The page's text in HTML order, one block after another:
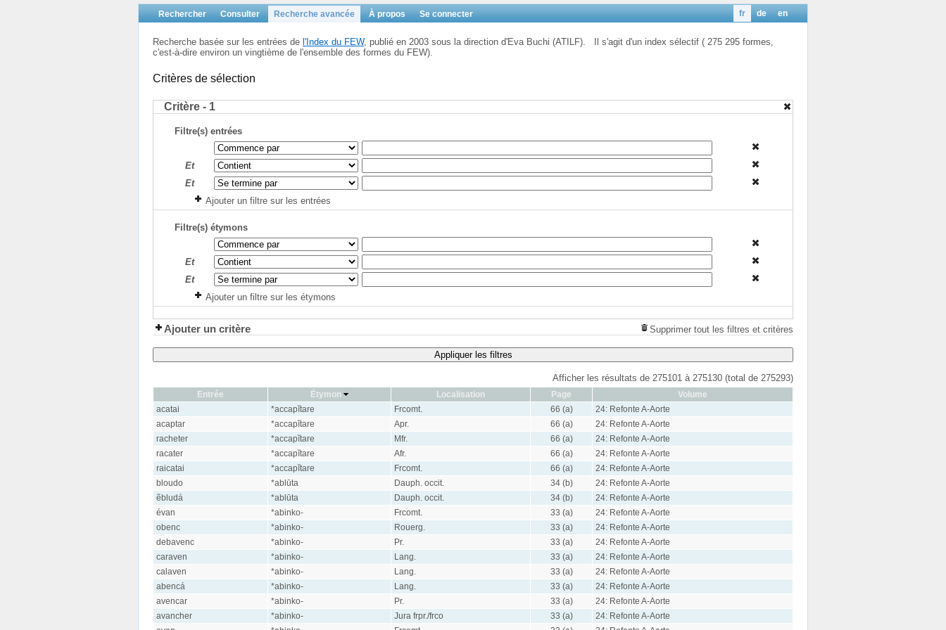
Rechercher Consulter Recherche avancée À propos Se connecter en
de
fr
Recherche basée sur les entrées de l'Index du FEW, publié en 2003 sous la direction d'Eva Buchi (ATILF). Il s'agit d'un index sélectif ( 275 295 formes,
c'est-à-dire environ un vingtième de l'ensemble des formes du FEW).
Critères de sélection
Critère - 1
Filtre(s) entrées
Et
Et
Ajouter un filtre sur les entrées
Filtre(s) étymons
Et
Et
Ajouter un filtre sur les étymons
Ajouter un critère Supprimer tout les filtres et critères
Appliquer les filtres
Afficher les résultats de 275101 à 275130 (total de 275293)
Entrée Étymon Localisation Page
Volume
acatai
*accapĭtare Frcomt. 66 (a)
24: Refonte A-Aorte
acaptar
*accapĭtare Apr. 66 (a)
24: Refonte A-Aorte
racheter
*accapĭtare Mfr. 66 (a)
24: Refonte A-Aorte
racater
*accapĭtare Afr. 66 (a)
24: Refonte A-Aorte
raicatai
*accapĭtare Frcomt. 66 (a)
24: Refonte A-Aorte
bloudo
*ablūta Dauph. occit. 34 (b)
24: Refonte A-Aorte
ẽbludá
*ablūta Dauph. occit. 34 (b)
24: Refonte A-Aorte
évan
*abinko- Frcomt. 33 (a)
24: Refonte A-Aorte
obenc
*abinko- Rouerg. 33 (a)
24: Refonte A-Aorte
debavenc
*abinko- Pr. 33 (a)
24: Refonte A-Aorte
caraven
*abinko- Lang. 33 (a)
24: Refonte A-Aorte
calaven
*abinko- Lang. 33 (a)
24: Refonte A-Aorte
abencá
*abinko- Lang. 33 (a)
24: Refonte A-Aorte
avencar
*abinko- Pr. 33 (a)
24: Refonte A-Aorte
avancher
*abinko- Jura frpr./frco 33 (a)
24: Refonte A-Aorte